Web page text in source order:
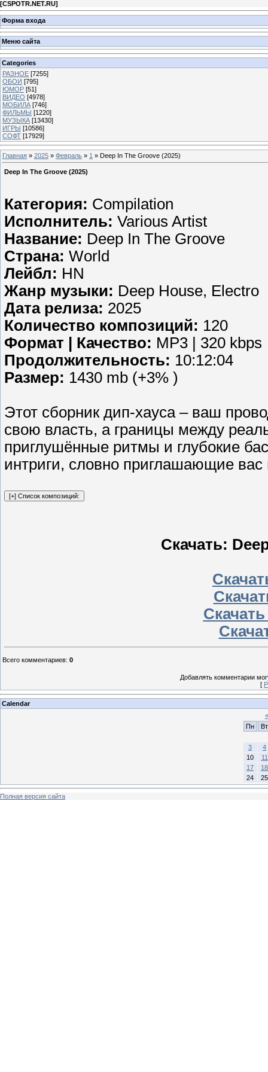
[CSPOTR.NET.RU]
Форма входа
Меню сайта
Categories
РАЗНОЕ [7255]
ОБОИ [795]
ЮМОР [51]
ВИДЕО [4978]
МОБИЛА [746]
ФИЛЬМЫ [1220]
МУЗЫКА [13430]
ИГРЫ [10586]
СОФТ [17929]
Главная » 2025 » Февраль » 1 » Deep In The Groove (2025)
Deep In The Groove (2025)
Категория: Compilation
Исполнитель: Various Artist
Название: Deep In The Groove
Страна: World
Лейбл: HN
Жанр музыки: Deep House, Electro
Дата релиза: 2025
Количество композиций: 120
Формат | Качество: MP3 | 320 kbps
Продолжительность: 10:12:04
Размер: 1430 mb (+3% )
Этот сборник дип-хауса – ваш
свою власть, а границы между
приглушённые ритмы и глубокие
интриги, словно приглашающие вас
Скачать:
Всего комментариев: 0
Добавлять комментарии
[
Calendar
«
Пн
Вт
3
4
10
11
17
18
24
25
Полная версия сайта